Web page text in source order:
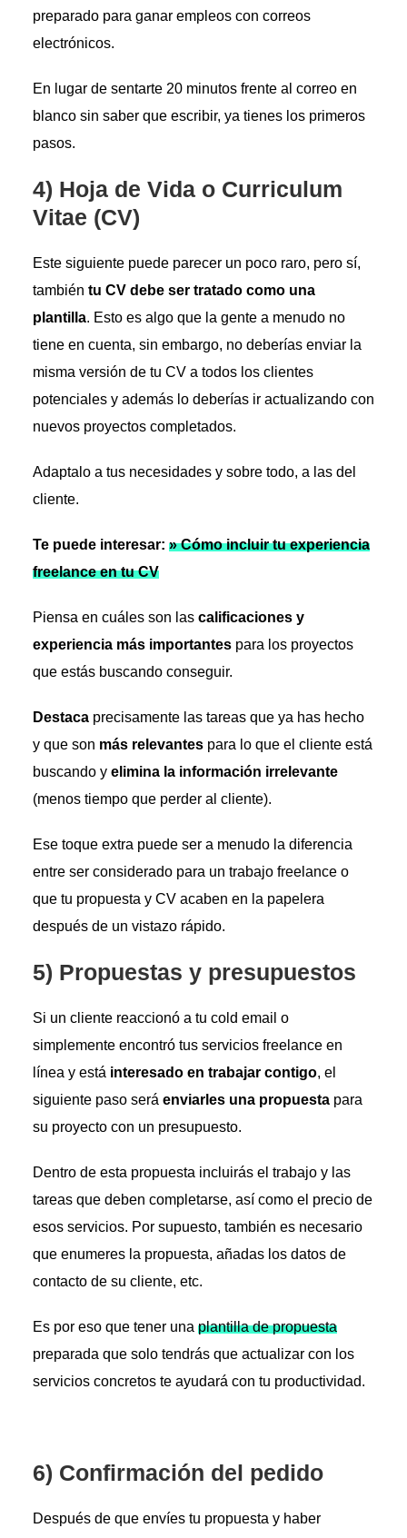
preparado para ganar empleos con correos
electrónicos.
En lugar de sentarte 20 minutos frente al correo en
blanco sin saber que escribir, ya tienes los primeros
pasos.
4) Hoja de Vida o Curriculum
Vitae (CV)
Este siguiente puede parecer un poco raro, pero sí,
también tu CV debe ser tratado como una
plantilla. Esto es algo que la gente a menudo no
tiene en cuenta, sin embargo, no deberías enviar la
misma versión de tu CV a todos los clientes
potenciales y además lo deberías ir actualizando con
nuevos proyectos completados.
Adaptalo a tus necesidades y sobre todo, a las del
cliente.
Te puede interesar: » Cómo incluir tu experiencia
freelance en tu CV
Piensa en cuáles son las calificaciones y
experiencia más importantespara los proyectos
que estás buscando conseguir.
Destacaprecisamente las tareas que ya has hecho
y que son más relevantespara lo que el cliente está
buscando y elimina la información irrelevante
(menos tiempo que perder al cliente).
Ese toque extra puede ser a menudo la diferencia
entre ser considerado para un trabajo freelance o
que tu propuesta y CV acaben en la papelera
después de un vistazo rápido.
5) Propuestas y presupuestos
Si un cliente reaccionó a tu cold email o
simplemente encontró tus servicios freelance en
línea y está interesado en trabajar contigo, el
siguiente paso será enviarles una propuestapara
su proyecto con un presupuesto.
Dentro de esta propuesta incluirás el trabajo y las
tareas que deben completarse, así como el precio de
esos servicios. Por supuesto, también es necesario
que enumeres la propuesta, añadas los datos de
contacto de su cliente, etc.
Es por eso que tener una plantilla de propuesta
preparada que solo tendrás que actualizar con los
servicios concretos te ayudará con tu productividad.
6) Confirmación del pedido
Después de que envíes tu propuesta y haber